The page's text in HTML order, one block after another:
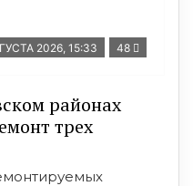
2026, 15:33 48
районах
трех